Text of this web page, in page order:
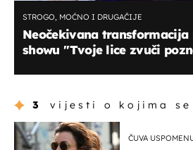
STROGO, MOĆNO I DRUGAČIJE
Neočekivana transformacija
showu ''Tvoje lice zvuči
3 vijesti o kojima se
ČUVA